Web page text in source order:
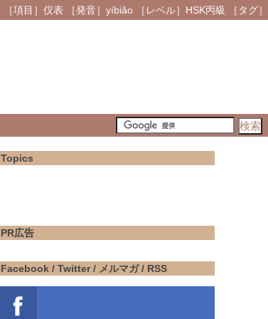
［項目］仪表 ［発音］yíbiǎo ［レベル］HSK丙級 ［タグ］
Topics
PR広告
Facebook / Twitter / メルマガ / RSS